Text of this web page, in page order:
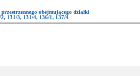
obejmującego działki
131/3, 131/4, 136/1, 137/4